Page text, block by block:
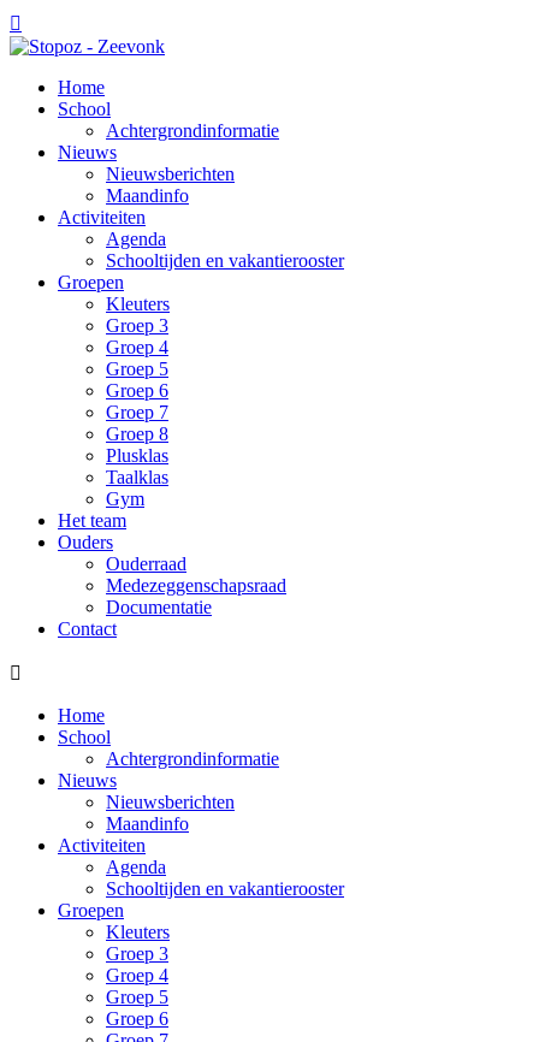

Home
School
Achtergrondinformatie
Nieuws
Nieuwsberichten
Maandinfo
Activiteiten
Agenda
Schooltijden en vakantierooster
Groepen
Kleuters
Groep 3
Groep 4
Groep 5
Groep 6
Groep 7
Groep 8
Plusklas
Taalklas
Gym
Het team
Ouders
Ouderraad
Medezeggenschapsraad
Documentatie
Contact

Home
School
Achtergrondinformatie
Nieuws
Nieuwsberichten
Maandinfo
Activiteiten
Agenda
Schooltijden en vakantierooster
Groepen
Kleuters
Groep 3
Groep 4
Groep 5
Groep 6